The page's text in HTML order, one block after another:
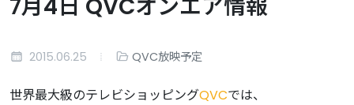
7月4日 QVCオンエア情報
2015.06.25 QVC放映予定
世界最大級のテレビショッピングQVCでは、